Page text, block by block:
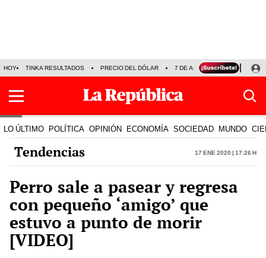
HOY TINKA RESULTADOS PRECIO DEL DÓLAR 7 DE AGOSTO OLLANTA
LO ÚLTIMO POLÍTICA OPINIÓN ECONOMÍA SOCIEDAD MUNDO
Tendencias 17 Ene 2020 | 17:26 h
Perro sale a pasear y regresa
con pequeño ‘amigo’ que
estuvo a punto de morir
[VIDEO]